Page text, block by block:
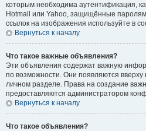
которым необходима аутентификация,
Hotmail или Yahoo, защищённые
ссылок на изображения используйте в
Вернуться к началу
Что такое важные объявления?
Эти объявления содержат важную
по возможности. Они появляются
личном разделе. Права на создание
предоставляются администратором
Вернуться к началу
Что такое объявления?